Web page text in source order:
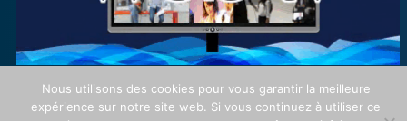
Nous utilisons des cookies pour vous garantir la meilleure
expérience sur notre site web. Si vous continuez à utiliser ce